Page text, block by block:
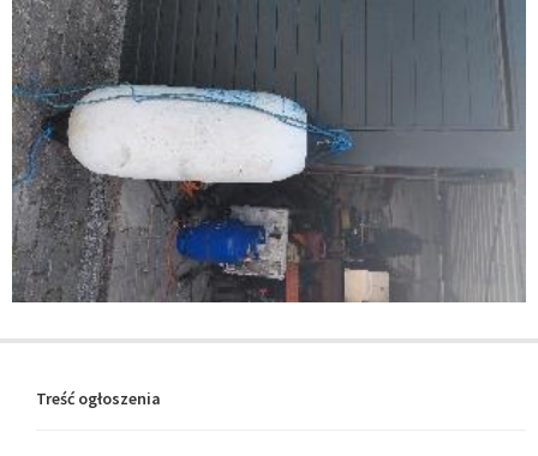
Treść ogłoszenia